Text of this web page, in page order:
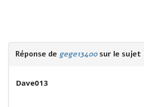
Réponse de gege13400sur le sujet
Dave013